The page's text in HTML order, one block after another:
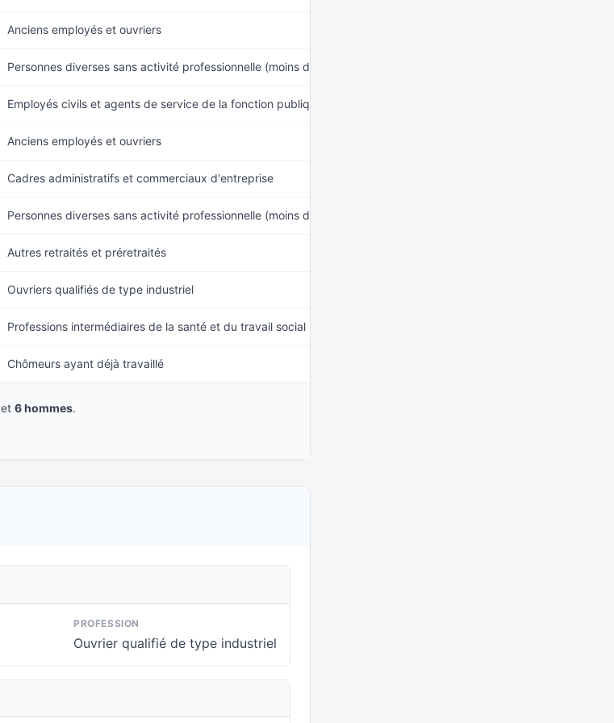
Anciens employés et ouvriers
Personnes diverses sans activité professionnelle (moins de 60 ans)
Employés civils et agents de service de la fonction publique
Anciens employés et ouvriers
Cadres administratifs et commerciaux d'entreprise
Personnes diverses sans activité professionnelle (moins de 60 ans)
Autres retraités et préretraités
Ouvriers qualifiés de type industriel
Professions intermédiaires de la santé et du travail social
Chômeurs ayant déjà travaillé
et 6 hommes.
PROFESSION
Ouvrier qualifié de type industriel